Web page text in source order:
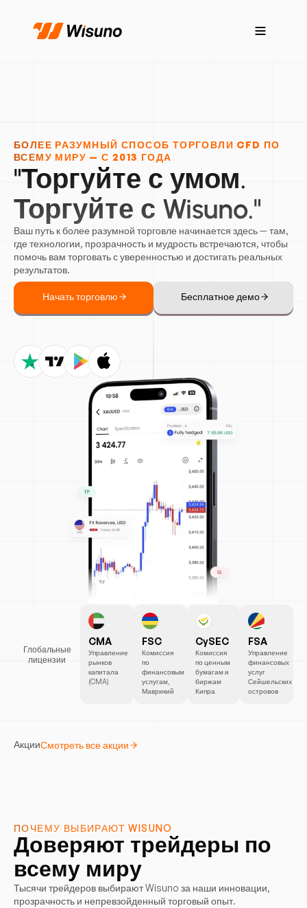
БОЛЕЕ РАЗУМНЫЙ СПОСОБ ТОРГОВЛИ CFD ПО
ВСЕМУ МИРУ — С 2013 ГОДА
"Торгуйте с умом.
Торгуйте с Wisuno."
Ваш путь к более разумной торговле начинается здесь — там,
где технологии, прозрачность и мудрость встречаются, чтобы
помочь вам торговать с уверенностью и достигать реальных
результатов.
Начать торговлю Бесплатное демо
Глобальные
лицензии
CMA
Управление
рынков
капитала
(CMA)
FSC
Комиссия
по
финансовым
услугам,
Маврикий
CySEC
Комиссия
по ценным
бумагам и
биржам
Кипра
FSA
Управление
финансовых
услуг
Сейшельских
островов
АкцииСмотреть все акции
ПОЧЕМУ ВЫБИРАЮТ WISUNO
Доверяют трейдеры по
всему миру
Тысячи трейдеров выбирают Wisuno за наши инновации,
прозрачность и непревзойденный торговый опыт.